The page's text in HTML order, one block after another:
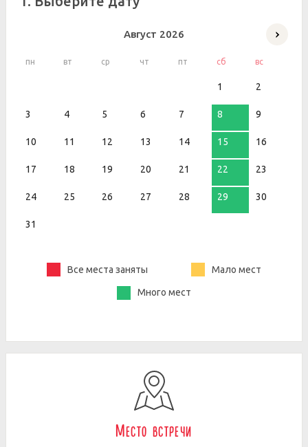
Август 2026
пн вт ср чт пт сб вс
1 2
3 4 5 6 7 8 9
10 11 12 13 14 15 16
17 18 19 20 21 22 23
24 25 26 27 28 29 30
31
Все места заняты Мало мест
Много мест
Место встречи